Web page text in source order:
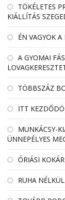
TÖKÉLETES
KIÁLLÍTÁS
ÉN VAGYOK A
A GYOMAI
TÖBBSZÁZ
ITT
MUNKÁCSY-
ÜNNEPÉLYES
ÓRIÁSI
RUHA